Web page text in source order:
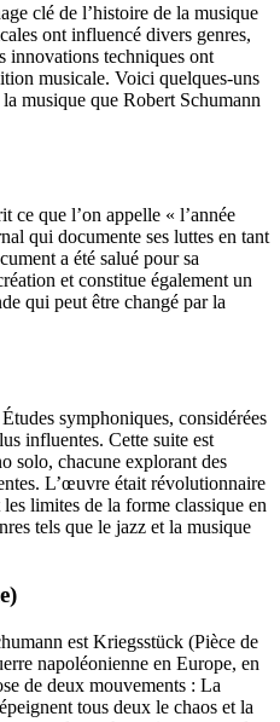
clé de l’histoire de la musique
ont influencé divers genres,
innovations techniques ont
musicale. Voici quelques-uns
musique que Robert Schumann
ce que l’on appelle « l’année
qui documente ses luttes en tant
a été salué pour sa
et constitue également un
qui peut être changé par la
symphoniques, considérées
influentes. Cette suite est
solo, chacune explorant des
L’œuvre était révolutionnaire
limites de la forme classique en
tels que le jazz et la musique
est Kriegsstück (Pièce de
napoléonienne en Europe, en
de deux mouvements : La
tous deux le chaos et la